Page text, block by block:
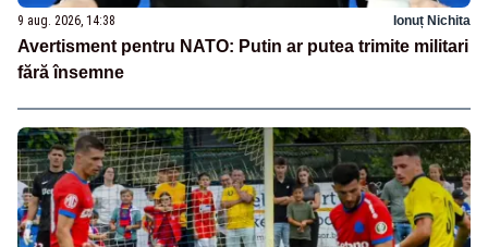
9 aug. 2026, 14:38 Ionuț Nichita
Avertisment pentru NATO: Putin ar putea trimite militari
fără însemne